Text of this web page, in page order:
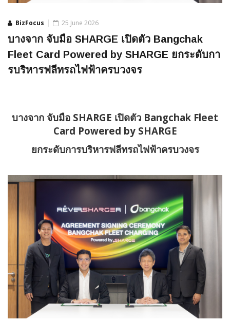
BizFocus 25 June 2026
บางจาก จับมือ SHARGE เปิดตัว Bangchak
Fleet Card Powered by SHARGE ยกระดับกา
รบริหารฟลีทรถไฟฟ้าครบวงจร
บางจาก จับมือ SHARGE เปิดตัว Bangchak Fleet
Card Powered by SHARGE
ยกระดับการบริหารฟลีทรถไฟฟ้าครบวงจร